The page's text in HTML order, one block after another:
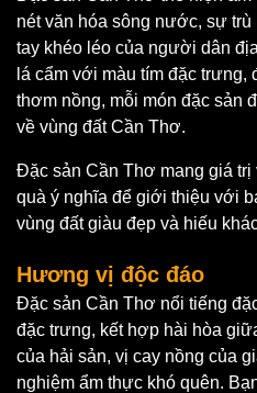
nét văn hóa sông nước, sự
tay khéo léo của người dân
lá cẩm với màu tím đặc trưng,
thơm nồng, mỗi món đặc sản
về vùng đất Cần Thơ.
Đặc sản Cần Thơ mang giá trị
quà ý nghĩa để giới thiệu với
vùng đất giàu đẹp và hiếu
Hương vị độc đáo
Đặc sản Cần Thơ nổi tiếng
đặc trưng, kết hợp hài hòa
của hải sản, vị cay nồng của
nghiệm ẩm thực khó quên.